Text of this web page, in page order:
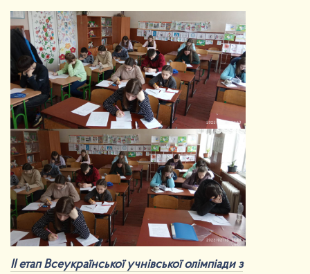
ІІ етап Всеукраїнської учнівської олімпіади з